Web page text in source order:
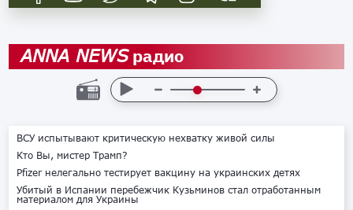
ANNA NEWSрадио
ВСУ испытывают критическую нехватку живой силы
Кто Вы, мистер Трамп?
Pfizer нелегально тестирует вакцину на украинских детях
Убитый в Испании перебежчик Кузьминов стал отработанным
материалом для Украины